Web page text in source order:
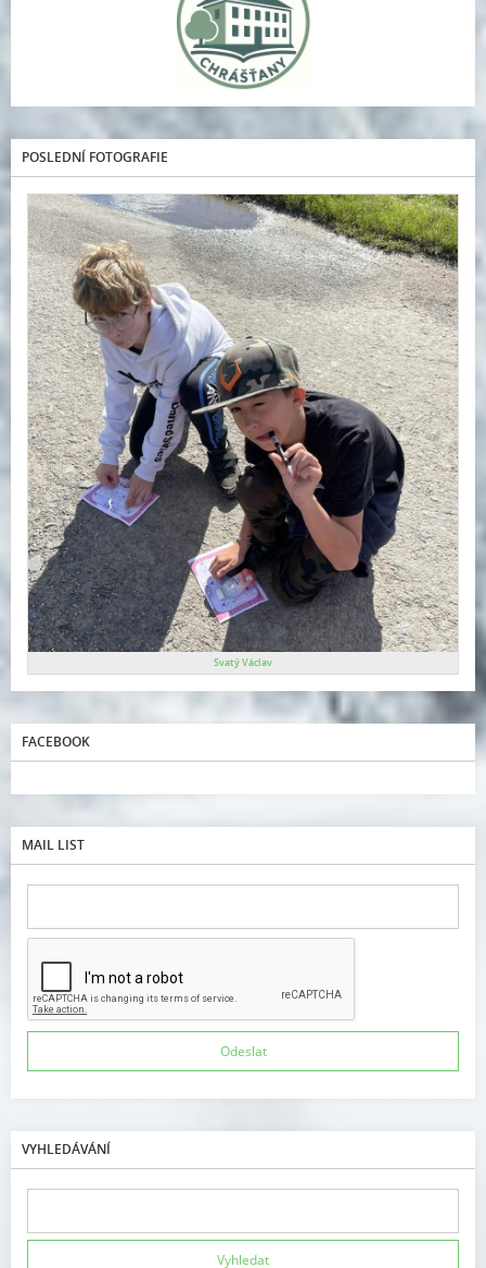
POSLEDNÍ FOTOGRAFIE
Svatý Václav
FACEBOOK
MAIL LIST
VYHLEDÁVÁNÍ